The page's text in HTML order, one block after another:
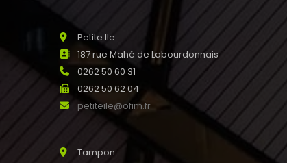
Petite Ile
187 rue Mahé de Labourdonnais
0262 50 60 31
0262 50 62 04
petiteile@ofim.fr
Tampon